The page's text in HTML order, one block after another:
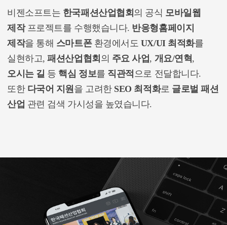
비젠소프트는 한국패션산업협회 의 공식 모바일웹
제작프로젝트를 수행했습니다. 반응형홈페이지
제작을 통해 스마트폰환경에서도 UX/UI 최적화를
실현하고, 패션산업협회 의 주요 사업 , 개요/연혁 ,
오시는 길 등 핵심 정보를 직관적 으로 전달합니다.
또한 다국어 지원 을 고려한 SEO 최적화로 글로벌 패션
산업 관련 검색 가시성을 높였습니다.